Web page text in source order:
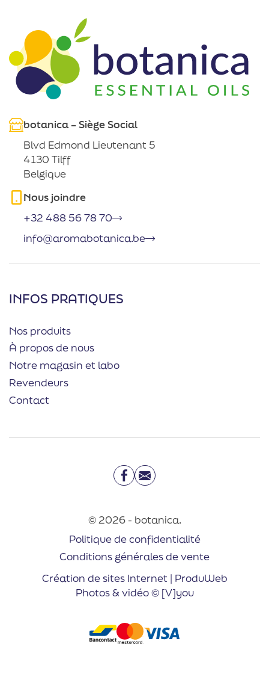
botanica – Siège Social
Blvd Edmond Lieutenant 5
4130 Tilff
Belgique
Nous joindre
+32 488 56 78 70
info@aromabotanica.be
INFOS PRATIQUES
Nos produits
À propos de nous
Notre magasin et labo
Revendeurs
Contact
Facebook
Email
© 2026 - botanica.
Politique de confidentialité
Conditions générales de vente
Création de sites Internet | ProduWeb
Photos & vidéo © [V]you